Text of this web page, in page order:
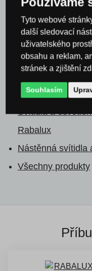
schodiště a
Svítidla a
schodiště a
Svítidla a
Svítidla a
Rabalux
Svítidla a
Rabalux
Nástěnná svítidla
Všechny produkty
Tyto webové
další sledovací
uživatelského
obsahu a reklam,
stránek a zjištění
Souhlasím